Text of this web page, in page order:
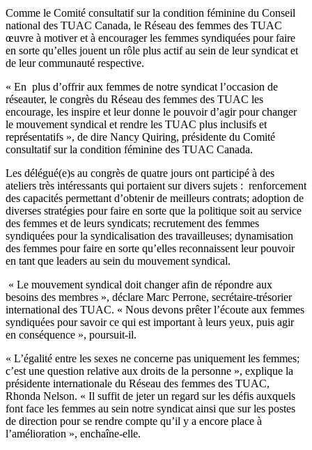
Comme le Comité consultatif sur la condition féminine du Conseil
national des TUAC Canada, le Réseau des femmes des TUAC
œuvre à motiver et à encourager les femmes syndiquées pour faire
en sorte qu’elles jouent un rôle plus actif au sein de leur syndicat et
de leur communauté respective.
« En plus d’offrir aux femmes de notre syndicat l’occasion de
réseauter, le congrès du Réseau des femmes des TUAC les
encourage, les inspire et leur donne le pouvoir d’agir pour changer
le mouvement syndical et rendre les TUAC plus inclusifs et
représentatifs », de dire Nancy Quiring, présidente du Comité
consultatif sur la condition féminine des TUAC Canada.
Les délégué(e)s au congrès de quatre jours ont participé à des
ateliers très intéressants qui portaient sur divers sujets : renforcement
des capacités permettant d’obtenir de meilleurs contrats; adoption de
diverses stratégies pour faire en sorte que la politique soit au service
des femmes et de leurs syndicats; recrutement des femmes
syndiquées pour la syndicalisation des travailleuses; dynamisation
des femmes pour faire en sorte qu’elles reconnaissent leur pouvoir
en tant que leaders au sein du mouvement syndical.
« Le mouvement syndical doit changer afin de répondre aux
besoins des membres », déclare Marc Perrone, secrétaire-trésorier
international des TUAC. « Nous devons prêter l’écoute aux femmes
syndiquées pour savoir ce qui est important à leurs yeux, puis agir
en conséquence », poursuit-il.
« L’égalité entre les sexes ne concerne pas uniquement les femmes;
c’est une question relative aux droits de la personne », explique la
présidente internationale du Réseau des femmes des TUAC,
Rhonda Nelson. « Il suffit de jeter un regard sur les défis auxquels
font face les femmes au sein notre syndicat ainsi que sur les postes
de direction pour se rendre compte qu’il y a encore place à
l’amélioration », enchaîne-elle.